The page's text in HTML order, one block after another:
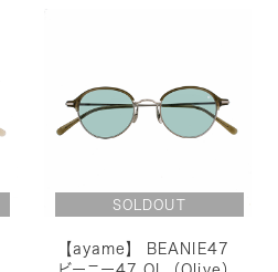
【ayame】 BEANIE47